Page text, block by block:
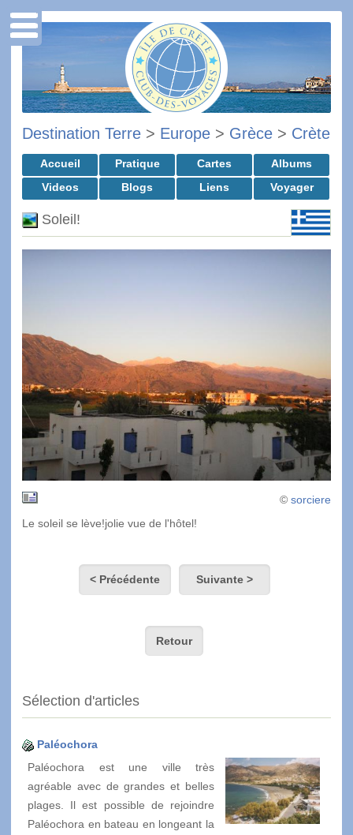
Destination Terre > Europe > Grèce > Crète
Accueil Pratique Cartes
Albums
Videos
Blogs Liens Voyager
Soleil!
© sorciere
Le soleil se lève!jolie vue de l'hôtel!
< Précédente Suivante >
Retour
Sélection d'articles
Paléochora
Paléochora est une ville très
agréable avec de grandes et belles
plages. Il est possible de rejoindre
Paléochora en bateau en longeant la